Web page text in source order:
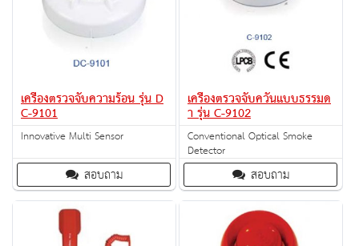
เครื่องตรวจจับความร้อน รุ่น D
C-9101
Innovative Multi Sensor
สอบถาม
เครื่องตรวจจับควันแบบธรรมด
า รุ่น C-9102
Conventional Optical Smoke
Detector
สอบถาม